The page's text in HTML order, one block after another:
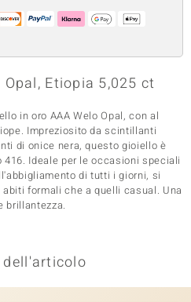
Etiopia 5,025 ct
in oro AAA Welo Opal, con al
Impreziosito da scintillanti
di onice nera, questo gioiello è
Ideale per le occasioni speciali
di tutti i giorni, si
formali che a quelli casual. Una
brillantezza.